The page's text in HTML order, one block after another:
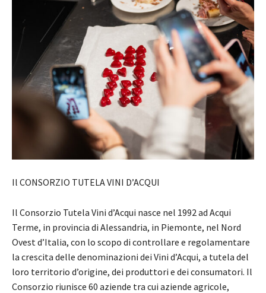
Il CONSORZIO TUTELA VINI D’ACQUI
Il Consorzio Tutela Vini d’Acqui nasce nel 1992 ad Acqui
Terme, in provincia di Alessandria, in Piemonte, nel Nord
Ovest d’Italia, con lo scopo di controllare e regolamentare
la crescita delle denominazioni dei Vini d’Acqui, a tutela del
loro territorio d’origine, dei produttori e dei consumatori. Il
Consorzio riunisce 60 aziende tra cui aziende agricole,